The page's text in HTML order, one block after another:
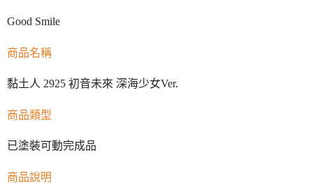
Good Smile
商品名稱
黏土人 2925 初音未來 深海少女Ver.
商品類型
已塗裝可動完成品
商品說明